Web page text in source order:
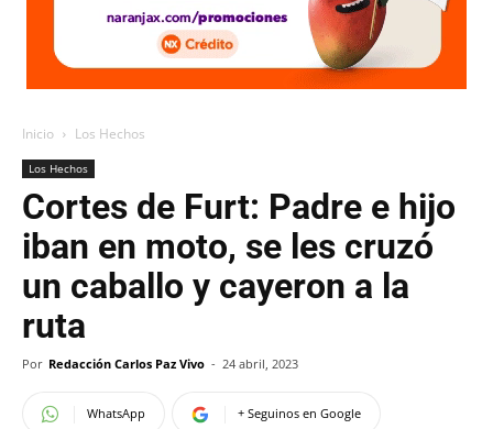
Inicio Los Hechos
Los Hechos
Cortes de Furt: Padre e hijo
iban en moto, se les cruzó
un caballo y cayeron a la
ruta
Por Redacción Carlos Paz Vivo - 24 abril, 2023
WhatsApp + Seguinos en Google